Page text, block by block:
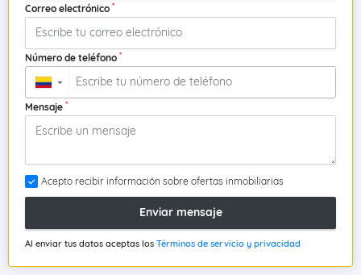
Correo electrónico *
Número de teléfono *
▼
Mensaje *
Acepto recibir información sobre ofertas inmobiliarias
Enviar mensaje
Al enviar tus datos aceptas los Términos de servicio y privacidad